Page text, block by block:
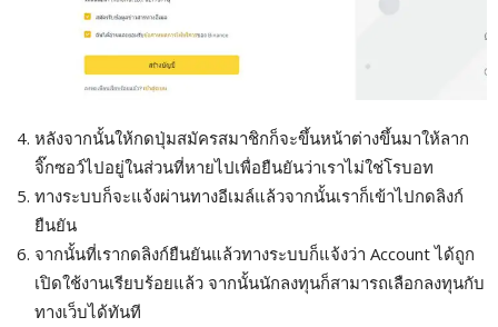
หลังจากนั้นให้กดปุ่มสมัครสมาชิกก็จะขึ้นหน้าต่างขึ้นมาให้ลาก
จิ๊กซอว์ไปอยู่ในส่วนที่หายไปเพื่อยืนยันว่าเราไม่ใช่โรบอท
ทางระบบก็จะแจ้งผ่านทางอีเมล์แล้วจากนั้นเราก็เข้าไปกดลิงก์
ยืนยัน
จากนั้นที่เรากดลิงก์ยืนยันแล้วทางระบบก็แจ้งว่า Account ได้ถูก
เปิดใช้งานเรียบร้อยแล้ว จากนั้นนักลงทุนก็สามารถเลือกลงทุนกับ
ทางเว็บได้ทันที